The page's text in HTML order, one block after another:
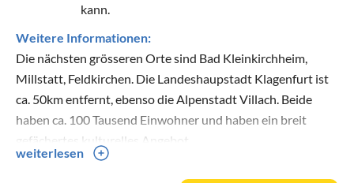
kann.
Weitere Informationen:
Die nächsten grösseren Orte sind Bad Kleinkirchheim,
Millstatt, Feldkirchen. Die Landeshaupstadt Klagenfurt ist
ca. 50km entfernt, ebenso die Alpenstadt Villach. Beide
haben ca. 100 Tausend Einwohner und haben ein breit
gefächertes kulturelles Angebot.
weiterlesen